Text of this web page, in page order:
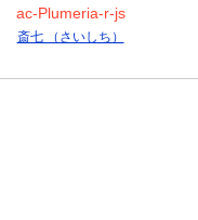
ac-Plumeria-r-js
斎七 （さいしち）